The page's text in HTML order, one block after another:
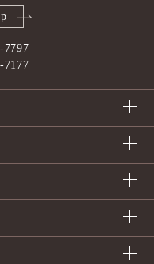
7797
7177